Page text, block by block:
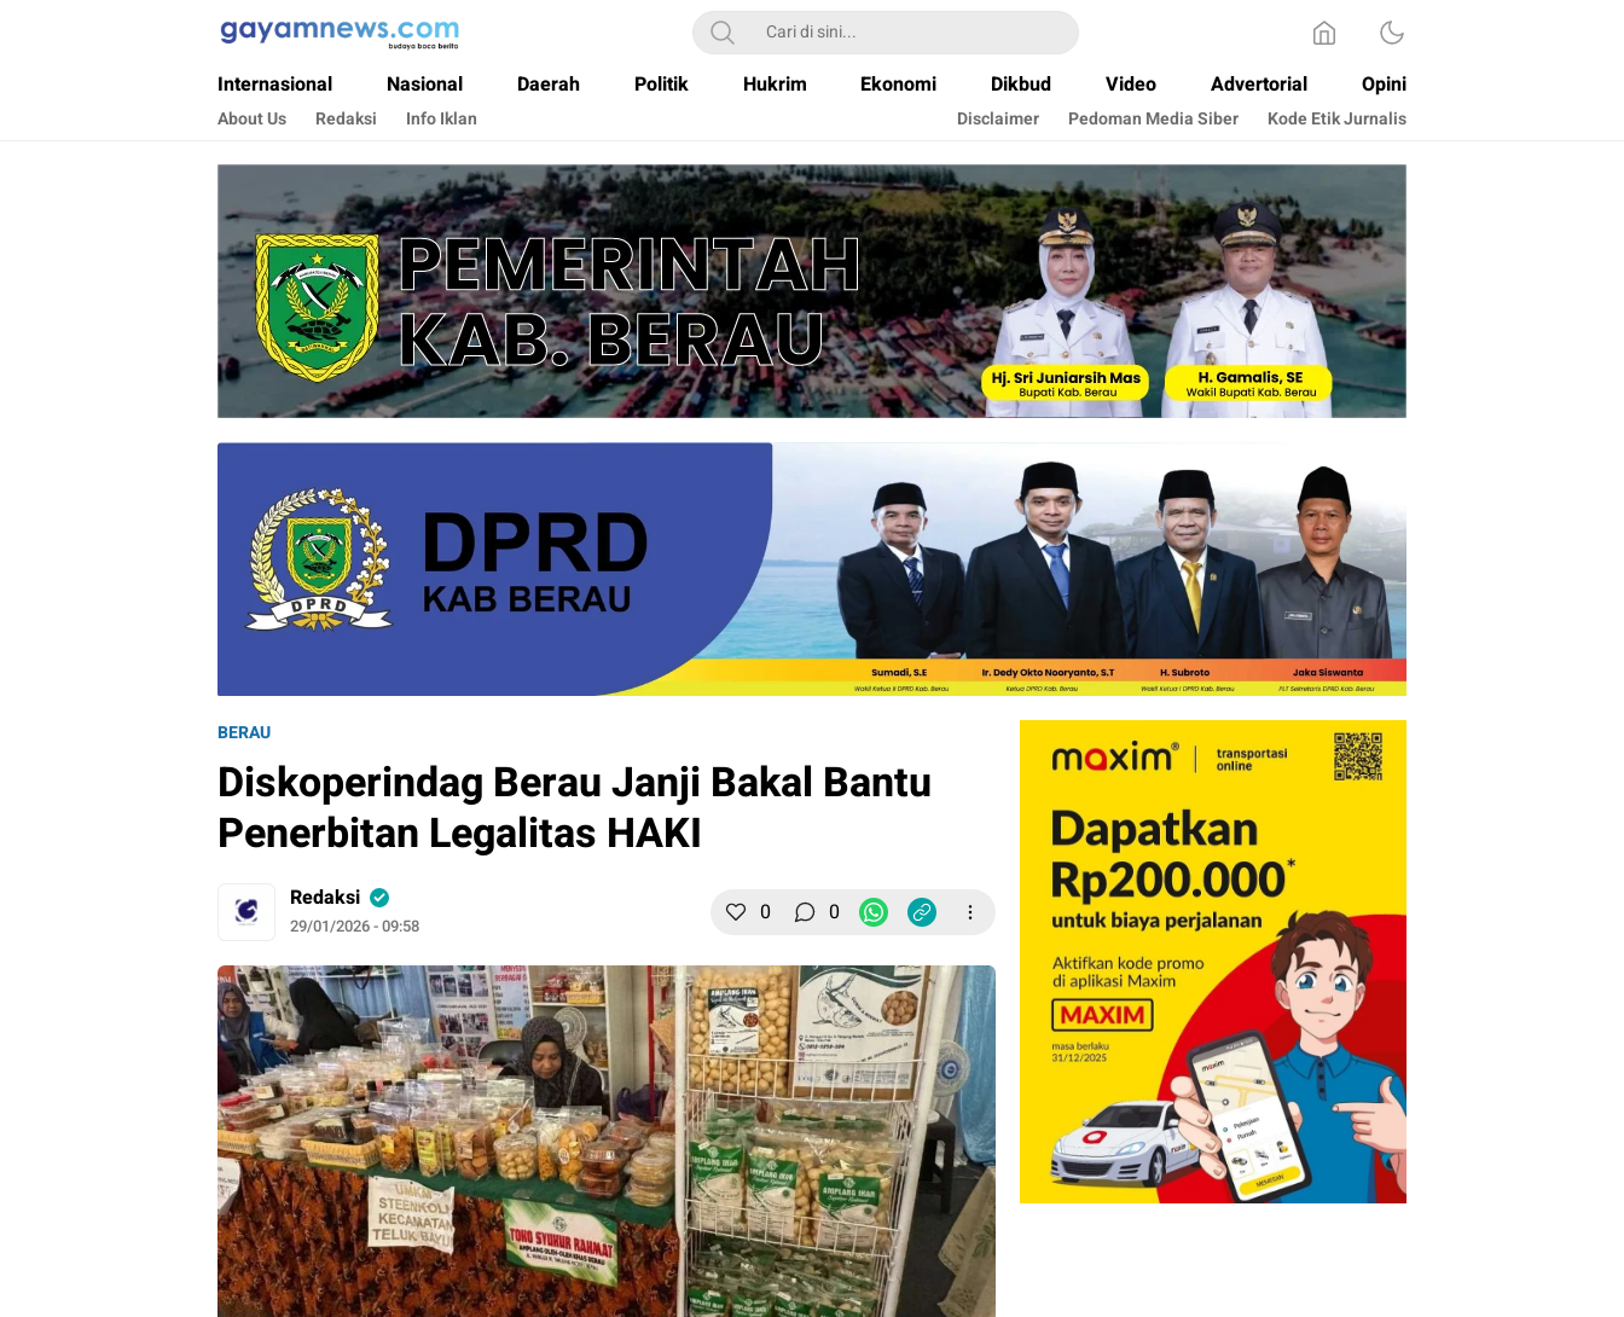
Gayamnews.com
Budaya Baca Berita
Internasional Nasional Daerah Politik Hukrim Ekonomi Dikbud Video Advertorial Opini
About Us Redaksi Info Iklan Disclaimer Pedoman Media Siber Kode Etik Jurnalis
BERAU
Diskoperindag Berau Janji Bakal Bantu
Penerbitan Legalitas HAKI
Redaksi
29/01/2026 - 09:58 0 0